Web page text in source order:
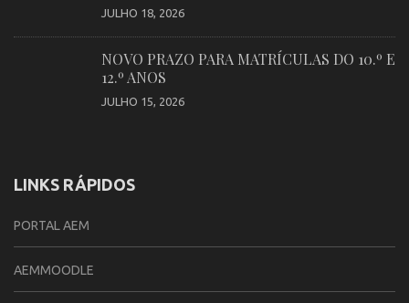
JULHO 18, 2026
NOVO PRAZO PARA MATRÍCULAS DO 10.º E
12.º ANOS
JULHO 15, 2026
LINKS RÁPIDOS
PORTAL AEM
AEMMOODLE